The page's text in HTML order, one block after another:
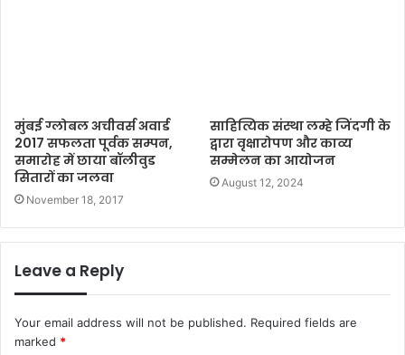
मुंबई ग्लोबल अचीवर्स अवार्ड
2017 सफलता पूर्वक सम्पन,
समारोह में छाया बॉलीवुड
सितारों का जलवा
November 18, 2017
साहित्यिक संस्था लम्हे जिंदगी के
द्वारा वृक्षारोपण और काव्य
सम्मेलन का आयोजन
August 12, 2024
Leave a Reply
Your email address will not be published. Required fields are
marked *